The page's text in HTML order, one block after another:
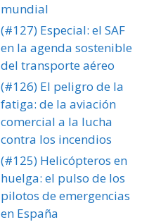
mundial
(#127) Especial: el SAF
en la agenda sostenible
del transporte aéreo
(#126) El peligro de la
fatiga: de la aviación
comercial a la lucha
contra los incendios
(#125) Helicópteros en
huelga: el pulso de los
pilotos de emergencias
en España